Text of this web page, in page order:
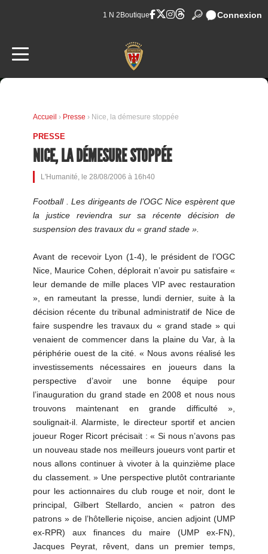
1 N 2 Boutique Connexion
Accueil › Presse › Nice, la démesure stoppée
PRESSE
NICE, LA DÉMESURE STOPPÉE
L'Humanité, le 28/08/2006 à 16h40
Football . Les dirigeants de l’OGC Nice espèrent que
la justice reviendra sur sa récente décision de
suspension des travaux du « grand stade ».
Avant de recevoir Lyon (1-4), le président de l’OGC
Nice, Maurice Cohen, déplorait n’avoir pu satisfaire «
leur demande de mille places VIP avec restauration
», en rameutant la presse, lundi dernier, suite à la
décision récente du tribunal administratif de Nice de
faire suspendre les travaux du « grand stade » qui
venaient de commencer dans la plaine du Var, à la
périphérie ouest de la cité. « Nous avons réalisé les
investissements nécessaires en joueurs dans la
perspective d’avoir une bonne équipe pour
l’inauguration du grand stade en 2008 et nous nous
trouvons maintenant en grande difficulté »,
soulignait-il. Alarmiste, le directeur sportif et ancien
joueur Roger Ricort précisait : « Si nous n’avons pas
un nouveau stade nos meilleurs joueurs vont partir et
nous allons continuer à vivoter à la quinzième place
du classement. » Une perspective plutôt contrariante
pour les actionnaires du club rouge et noir, dont le
principal, Gilbert Stellardo, ancien « patron des
patrons » de l’hôtellerie niçoise, ancien adjoint (UMP
ex-RPR) aux finances du maire (UMP ex-FN),
Jacques Peyrat, rêvent, dans un premier temps,